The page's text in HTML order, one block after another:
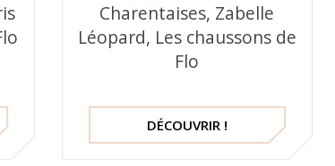
Charentaises, Zabelle
Léopard, Les chaussons de
Flo
DÉCOUVRIR !